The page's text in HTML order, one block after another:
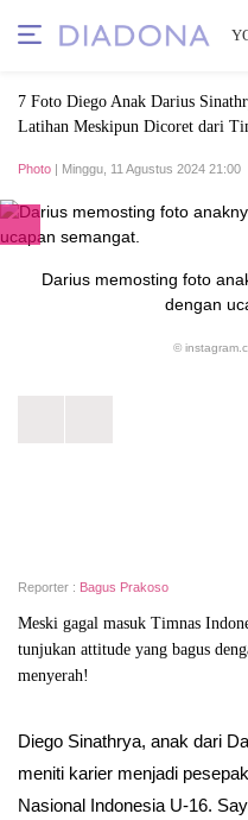
7 Foto Diego Anak Darius
Latihan Meskipun Dicoret dari
Photo | Minggu, 11 Agustus 2024 21:00
Darius memosting foto
dengan
©
Reporter : Bagus Prakoso
Meski gagal masuk Timnas
tunjukan attitude yang bagus
menyerah!
Diego Sinathrya, anak dari
meniti karier menjadi
Nasional Indonesia U-16.